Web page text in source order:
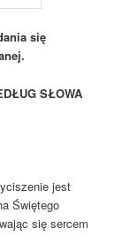
się
SŁOWA
jest
Świętego
się sercem